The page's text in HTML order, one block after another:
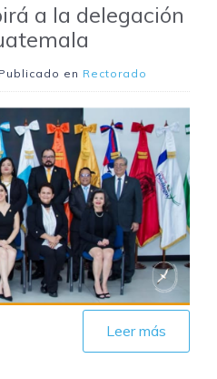
a la delegación
en Rectorado
Leer más